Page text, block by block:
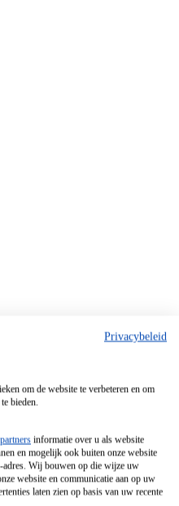
Privacybeleid
om de website te verbeteren en om
bieden.
informatie over u als website
en mogelijk ook buiten onze website
adres. Wij bouwen op die wijze uw
website en communicatie aan op uw
laten zien op basis van uw recente